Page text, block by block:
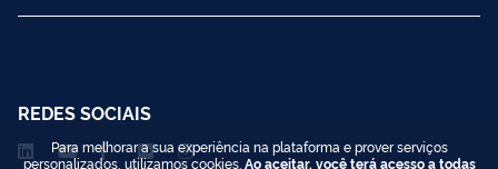
REDES SOCIAIS
Para melhorar a sua experiência na plataforma e prover serviços
personalizados, utilizamos cookies. Ao aceitar, você terá acesso a todas